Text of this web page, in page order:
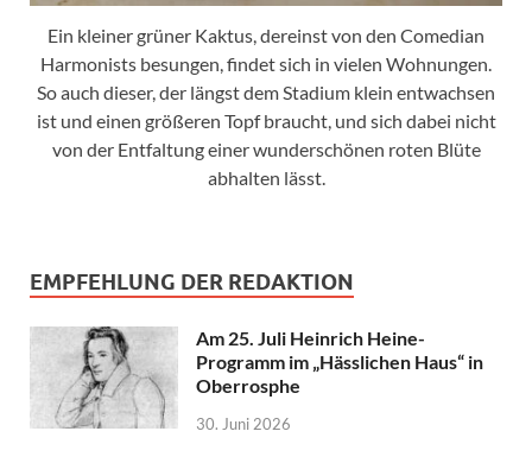
Ein kleiner grüner Kaktus, dereinst von den Comedian
Harmonists besungen, findet sich in vielen Wohnungen.
So auch dieser, der längst dem Stadium klein entwachsen
ist und einen größeren Topf braucht, und sich dabei nicht
von der Entfaltung einer wunderschönen roten Blüte
abhalten lässt.
EMPFEHLUNG DER REDAKTION
Am 25. Juli Heinrich Heine-
Programm im „Hässlichen Haus“ in
Oberrosphe
30. Juni 2026